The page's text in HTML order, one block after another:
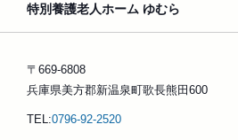
特別養護老人ホーム ゆむら
〒669-6808
兵庫県美方郡新温泉町歌長熊田600
TEL:0796-92-2520